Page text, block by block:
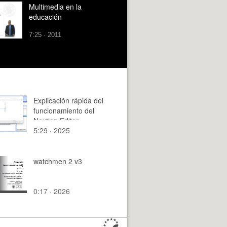
Multimedia en la
educación
7:25 · 2011
Explicación rápida del
funcionamiento del
Nextion Editor
5:29 · 2025
watchmen 2 v3
0:17 · 2026